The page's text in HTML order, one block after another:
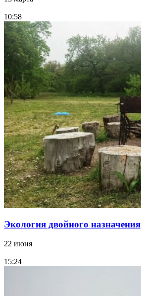
10:58
Экология двойного назначения
22 июня
15:24